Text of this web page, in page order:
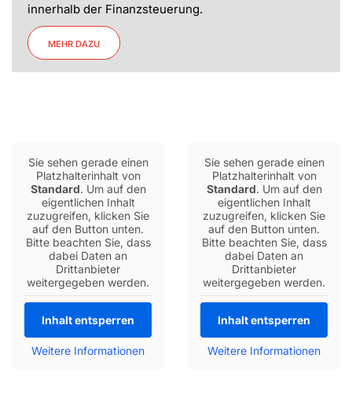
innerhalb der Finanzsteuerung.
MEHR DAZU
Sie sehen gerade einen
Platzhalterinhalt von
Standard. Um auf den
eigentlichen Inhalt
zuzugreifen, klicken Sie
auf den Button unten.
Bitte beachten Sie, dass
dabei Daten an
Drittanbieter
weitergegeben werden.
Inhalt entsperren
Weitere Informationen
Sie sehen gerade einen
Platzhalterinhalt von
Standard. Um auf den
eigentlichen Inhalt
zuzugreifen, klicken Sie
auf den Button unten.
Bitte beachten Sie, dass
dabei Daten an
Drittanbieter
weitergegeben werden.
Inhalt entsperren
Weitere Informationen